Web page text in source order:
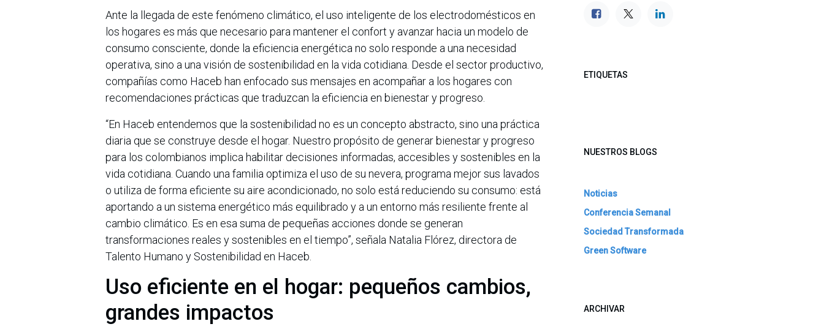
Ante la llegada de este fenómeno climático, el uso inteligente de los electrodomésticos en
los hogares es más que necesario para mantener el confort y avanzar hacia un modelo de
consumo consciente, donde la eficiencia energética no solo responde a una necesidad
operativa, sino a una visión de sostenibilidad en la vida cotidiana. Desde el sector productivo,
compañías como Haceb han enfocado sus mensajes en acompañar a los hogares con
recomendaciones prácticas que traduzcan la eficiencia en bienestar y progreso.
“En Haceb entendemos que la sostenibilidad no es un concepto abstracto, sino una práctica
diaria que se construye desde el hogar. Nuestro propósito de generar bienestar y progreso
para los colombianos implica habilitar decisiones informadas, accesibles y sostenibles en la
vida cotidiana. Cuando una familia optimiza el uso de su nevera, programa mejor sus lavados
o utiliza de forma eficiente su aire acondicionado, no solo está reduciendo su consumo: está
aportando a un sistema energético más equilibrado y a un entorno más resiliente frente al
cambio climático. Es en esa suma de pequeñas acciones donde se generan
transformaciones reales y sostenibles en el tiempo”, señala Natalia Flórez, directora de
Talento Humano y Sostenibilidad en Haceb.
Uso eficiente en el hogar: pequeños cambios,
grandes impactos
ETIQUETAS
NUESTROS BLOGS
Noticias
Conferencia Semanal
Sociedad Transformada
Green Software
ARCHIVAR